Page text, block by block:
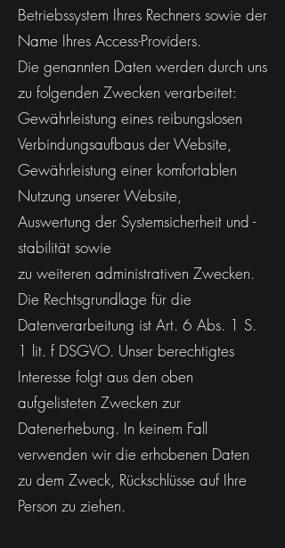
Betriebssystem Ihres Rechners sowie der
Name Ihres Access-Providers.
Die genannten Daten werden durch uns
zu folgenden Zwecken verarbeitet:
Gewährleistung eines reibungslosen
Verbindungsaufbaus der Website,
Gewährleistung einer komfortablen
Nutzung unserer Website,
Auswertung der Systemsicherheit und -
stabilität sowie
zu weiteren administrativen Zwecken.
Die Rechtsgrundlage für die
Datenverarbeitung ist Art. 6 Abs. 1 S.
1 lit. f DSGVO. Unser berechtigtes
Interesse folgt aus den oben
aufgelisteten Zwecken zur
Datenerhebung. In keinem Fall
verwenden wir die erhobenen Daten
zu dem Zweck, Rückschlüsse auf Ihre
Person zu ziehen.